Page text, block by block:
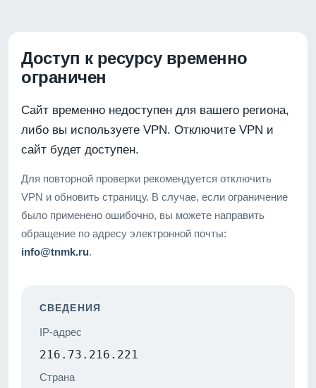
Доступ к ресурсу временно
ограничен
Сайт временно недоступен для вашего региона,
либо вы используете VPN. Отключите VPN и
сайт будет доступен.
Для повторной проверки рекомендуется отключить
VPN и обновить страницу. В случае, если ограничение
было применено ошибочно, вы можете направить
обращение по адресу электронной почты:
info@tnmk.ru.
СВЕДЕНИЯ
IP-адрес
216.73.216.221
Страна